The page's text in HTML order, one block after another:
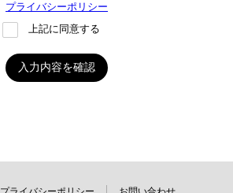
プライバシーポリシー
上記に同意する
入力内容を確認